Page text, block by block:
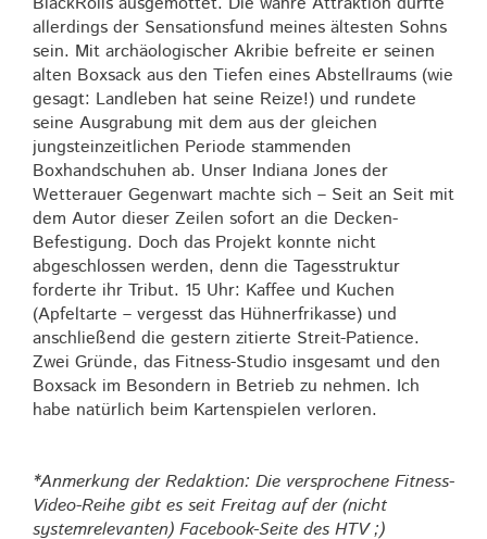
allerdings der Sensationsfund meines ältesten Sohns
sein. Mit archäologischer Akribie befreite er seinen
alten Boxsack aus den Tiefen eines Abstellraums (wie
gesagt: Landleben hat seine Reize!) und rundete
seine Ausgrabung mit dem aus der gleichen
jungsteinzeitlichen Periode stammenden
Boxhandschuhen ab. Unser Indiana Jones der
Wetterauer Gegenwart machte sich – Seit an Seit mit
dem Autor dieser Zeilen sofort an die Decken-
Befestigung. Doch das Projekt konnte nicht
abgeschlossen werden, denn die Tagesstruktur
forderte ihr Tribut. 15 Uhr: Kaffee und Kuchen
(Apfeltarte – vergesst das Hühnerfrikasse) und
anschließend die gestern zitierte Streit-Patience.
Zwei Gründe, das Fitness-Studio insgesamt und den
Boxsack im Besondern in Betrieb zu nehmen. Ich
habe natürlich beim Kartenspielen verloren.
*Anmerkung der Redaktion: Die versprochene Fitness-
Video-Reihe gibt es seit Freitag auf der (nicht
systemrelevanten) Facebook-Seite des HTV ;)